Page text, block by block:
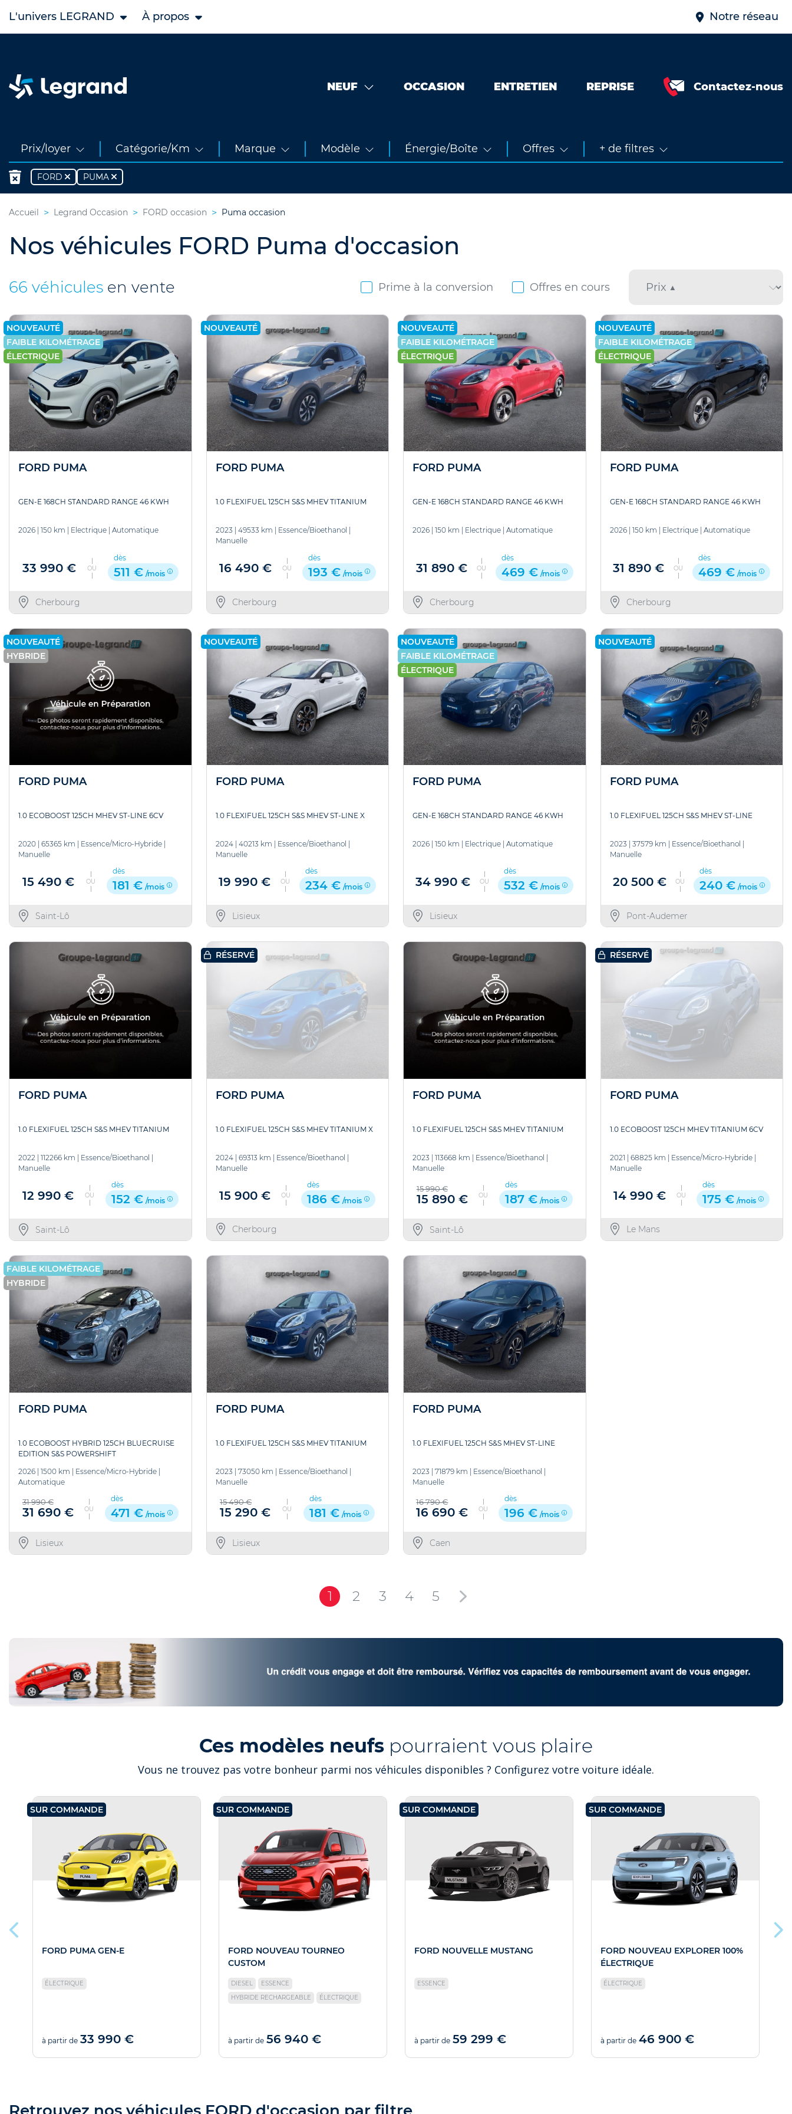
L'univers LEGRAND À propos Notre réseau
NEUF OCCASION ENTRETIEN REPRISE
Contactez-nous
Prix/loyer Catégorie/Km Marque Modèle Énergie/Boîte Offres + de filtres
FORD PUMA
Accueil Legrand Occasion FORD occasion Puma occasion
Nos véhicules FORD Puma d'occasion
66 véhicules en vente Prime à la conversion Offres en cours
NOUVEAUTÉ
FAIBLE KILOMÉTRAGE
ÉLECTRIQUE
FORD PUMA
GEN-E 168CH STANDARD RANGE 46 KWH
2026 150 km Electrique Automatique
33 990 € OU
dès
511 € /mois
Cherbourg
NOUVEAUTÉ
FORD PUMA
1.0 FLEXIFUEL 125CH S&S MHEV TITANIUM
2023 49533 km Essence/Bioethanol
Manuelle
16 490 € OU
dès
193 € /mois
Cherbourg
NOUVEAUTÉ
FAIBLE KILOMÉTRAGE
ÉLECTRIQUE
FORD PUMA
GEN-E 168CH STANDARD RANGE 46 KWH
2026 150 km Electrique Automatique
31 890 € OU
dès
469 € /mois
Cherbourg
NOUVEAUTÉ
FAIBLE KILOMÉTRAGE
ÉLECTRIQUE
FORD PUMA
GEN-E 168CH STANDARD RANGE 46 KWH
2026| 150 km Electrique| Automatique
31 890 € OU
dès
469 € /mois
Cherbourg
NOUVEAUTÉ
HYBRIDE
FORD PUMA
1.0 ECOBOOST 125CH MHEV ST-LINE 6CV
2020 65365 km Essence/Micro-Hybride
Manuelle
15 490 € OU
dès
181 € /mois
Saint-Lô
NOUVEAUTÉ
FORD PUMA
1.0 FLEXIFUEL 125CH S&S MHEV ST-LINE X
2024| 40213 km Essence/Bioethanol
Manuelle
19 990 € OU
dès
234 € /mois
Lisieux
NOUVEAUTÉ
FAIBLE KILOMÉTRAGE
ÉLECTRIQUE
FORD PUMA
GEN-E 168CH STANDARD RANGE 46 KWH
2026 150 km Electrique Automatique
34 990 € OU
dès
532 € /mois
Lisieux
NOUVEAUTÉ
FORD PUMA
1.0 FLEXIFUEL 125CH S&S MHEV ST-LINE
2023 37579 km Essence/Bioethanol
Manuelle
20 500 € OU
dès
240 € /mois
Pont-Audemer
FORD PUMA
1.0 FLEXIFUEL 125CH S&S MHEV TITANIUM
2022 112266 km Essence/Bioethanol
Manuelle
12 990 € OU
dès
152 € /mois
Saint-Lô
RÉSERVÉ
FORD PUMA
1.0 FLEXIFUEL 125CH S&S MHEV TITANIUM X
2024| 69313 km Essence/Bioethanol
Manuelle
15 900 € OU
dès
186 € /mois
Cherbourg
FORD PUMA
1.0 FLEXIFUEL 125CH S&S MHEV TITANIUM
2023 113668 km Essence/Bioethanol
Manuelle
15 990 €
15 890 € OU
dès
187 € /mois
Saint-Lô
RÉSERVÉ
FORD PUMA
1.0 ECOBOOST 125CH MHEV TITANIUM 6CV
2021 68825 km Essence/Micro-Hybride|
Manuelle
14 990 € OU
dès
175 € /mois
Le Mans
FAIBLE KILOMÉTRAGE
HYBRIDE
FORD PUMA
1.0 ECOBOOST HYBRID 125CH BLUECRUISE
EDITION S&S POWERSHIFT
2026 | 1500 km | Essence/Micro-Hybride |
Automatique
31 990 €
31 690 € OU
dès
471 € /mois
Lisieux
FORD PUMA
1.0 FLEXIFUEL 125CH S&S MHEV TITANIUM
2023 | 73050 km | Essence/Bioethanol |
Manuelle
15 490 €
15 290 € OU
dès
181 € /mois
Lisieux
FORD PUMA
1.0 FLEXIFUEL 125CH S&S MHEV ST-LINE
2023 | 71879 km | Essence/Bioethanol |
Manuelle
16 790 €
16 690 € OU
dès
196 € /mois
Caen
1 2 3 4 5
Ces modèles neufs pourraient vous plaire
Vous ne trouvez pas votre bonheur parmi nos véhicules disponibles ? Configurez votre voiture idéale.
SUR COMMANDE
FORD PUMA GEN-E
ÉLECTRIQUE
à partir de 33 990 €
SUR COMMANDE
FORD NOUVEAU TOURNEO
CUSTOM
DIESEL
ESSENCE
HYBRIDE RECHARGEABLE
ÉLECTRIQUE
à partir de 56 940 €
SUR COMMANDE
FORD NOUVELLE MUSTANG
ESSENCE
à partir de 59 299 €
SUR COMMANDE
FORD NOUVEAU EXPLORER 100%
ÉLECTRIQUE
ÉLECTRIQUE
à partir de 46 900 €